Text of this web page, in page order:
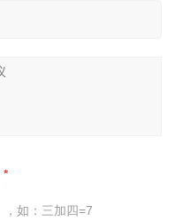
如：三加四=7